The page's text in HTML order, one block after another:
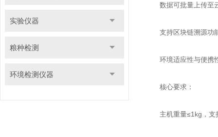
实验仪器
粮种检测
环境检测仪器
数据可批量上传至云
支持区块链溯源功能
环境适应性与便携
核心要求：
主机重量≤1kg，支